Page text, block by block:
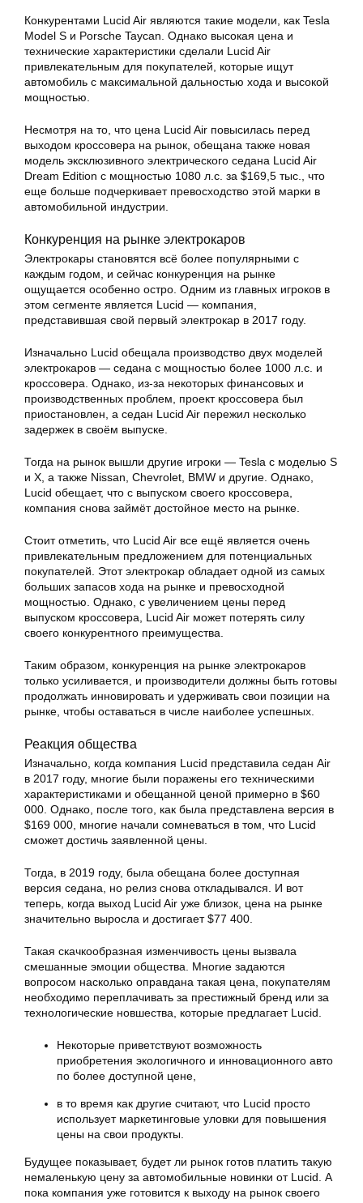
Конкурентами Lucid Air являются такие модели, как Tesla
Model S и Porsche Taycan. Однако высокая цена и
технические характеристики сделали Lucid Air
привлекательным для покупателей, которые ищут
автомобиль с максимальной дальностью хода и высокой
мощностью.
Несмотря на то, что цена Lucid Air повысилась перед
выходом кроссовера на рынок, обещана также новая
модель эксклюзивного электрического седана Lucid Air
Dream Edition с мощностью 1080 л.с. за $169,5 тыс., что
еще больше подчеркивает превосходство этой марки в
автомобильной индустрии.
Конкуренция на рынке электрокаров
Электрокары становятся всё более популярными с
каждым годом, и сейчас конкуренция на рынке
ощущается особенно остро. Одним из главных игроков в
этом сегменте является Lucid — компания,
представившая свой первый электрокар в 2017 году.
Изначально Lucid обещала производство двух моделей
электрокаров — седана с мощностью более 1000 л.с. и
кроссовера. Однако, из-за некоторых финансовых и
производственных проблем, проект кроссовера был
приостановлен, а седан Lucid Air пережил несколько
задержек в своём выпуске.
Тогда на рынок вышли другие игроки — Tesla с моделью S
и X, а также Nissan, Chevrolet, BMW и другие. Однако,
Lucid обещает, что с выпуском своего кроссовера,
компания снова займёт достойное место на рынке.
Стоит отметить, что Lucid Air все ещё является очень
привлекательным предложением для потенциальных
покупателей. Этот электрокар обладает одной из самых
больших запасов хода на рынке и превосходной
мощностью. Однако, с увеличением цены перед
выпуском кроссовера, Lucid Air может потерять силу
своего конкурентного преимущества.
Таким образом, конкуренция на рынке электрокаров
только усиливается, и производители должны быть готовы
продолжать инновировать и удерживать свои позиции на
рынке, чтобы оставаться в числе наиболее успешных.
Реакция общества
Изначально, когда компания Lucid представила седан Air
в 2017 году, многие были поражены его техническими
характеристиками и обещанной ценой примерно в $60
000. Однако, после того, как была представлена версия в
$169 000, многие начали сомневаться в том, что Lucid
сможет достичь заявленной цены.
Тогда, в 2019 году, была обещана более доступная
версия седана, но релиз снова откладывался. И вот
теперь, когда выход Lucid Air уже близок, цена на рынке
значительно выросла и достигает $77 400.
Такая скачкообразная изменчивость цены вызвала
смешанные эмоции общества. Многие задаются
вопросом насколько оправдана такая цена, покупателям
необходимо переплачивать за престижный бренд или за
технологические новшества, которые предлагает Lucid.
Некоторые приветствуют возможность
приобретения экологичного и инновационного авто
по более доступной цене,
в то время как другие считают, что Lucid просто
использует маркетинговые уловки для повышения
цены на свои продукты.
Будущее показывает, будет ли рынок готов платить такую
немаленькую цену за автомобильные новинки от Lucid. А
пока компания уже готовится к выходу на рынок своего